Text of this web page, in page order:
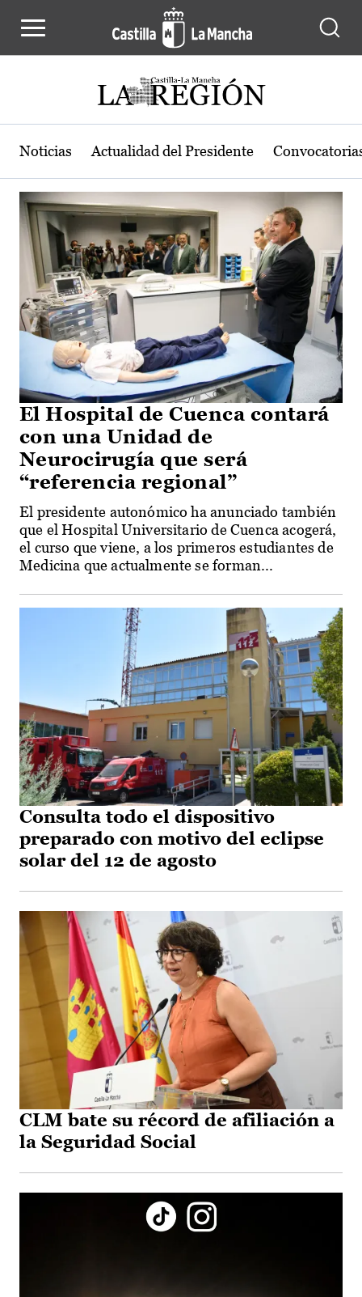
Actualidad de la región de Castilla-
Noticias Actualidad del Presidente
El Hospital de Cuenca contará
con una Unidad de
Neurocirugía que será
“referencia regional”
El presidente autonómico ha anunciado también
que el Hospital Universitario de Cuenca acogerá,
el curso que viene, a los primeros estudiantes de
Medicina que actualmente se forman...
Consulta todo el dispositivo
preparado con motivo del eclipse
solar del 12 de agosto
CLM bate su récord de afiliación a
la Seguridad Social